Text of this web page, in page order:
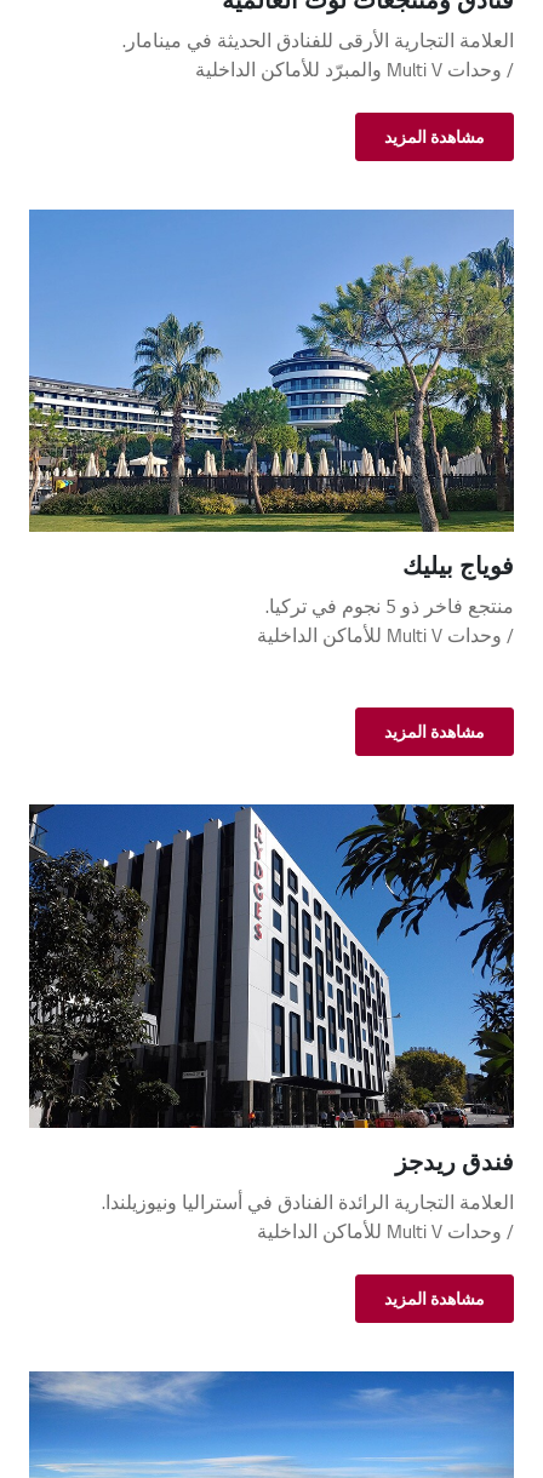
العلامة التجارية الأرقى للفنادق الحديثة في مينامار.
/ وحدات Multi V والمبرّد للأماكن الداخلية
مشاهدة المزيد
فوياج بيليك
منتجع فاخر ذو 5 نجوم في تركيا.
/ وحدات Multi V للأماكن الداخلية
مشاهدة المزيد
فندق ريدجز
العلامة التجارية الرائدة الفنادق في أستراليا ونيوزيلندا.
/ وحدات Multi V للأماكن الداخلية
مشاهدة المزيد